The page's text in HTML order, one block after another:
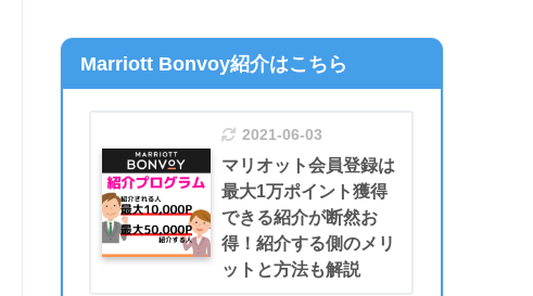
Marriott Bonvoy紹介はこちら
2021-06-03
マリオット会員登録は
最大1万ポイント獲得
できる紹介が断然お
得！紹介する側のメリ
ットと方法も解説